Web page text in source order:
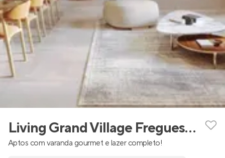
Living Grand Village Freguesia do Ó
Aptos com varanda gourmet e lazer completo!